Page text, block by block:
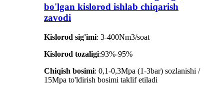
bo'lgan kislorod ishlab chiqarish
zavodi
Kislorod sig'imi: 3-400Nm3/soat
Kislorod tozaligi:93%-95%
Chiqish bosimi: 0,1-0,3Mpa (1-3bar) sozlanishi /
15Mpa to'ldirish bosimi taklif etiladi